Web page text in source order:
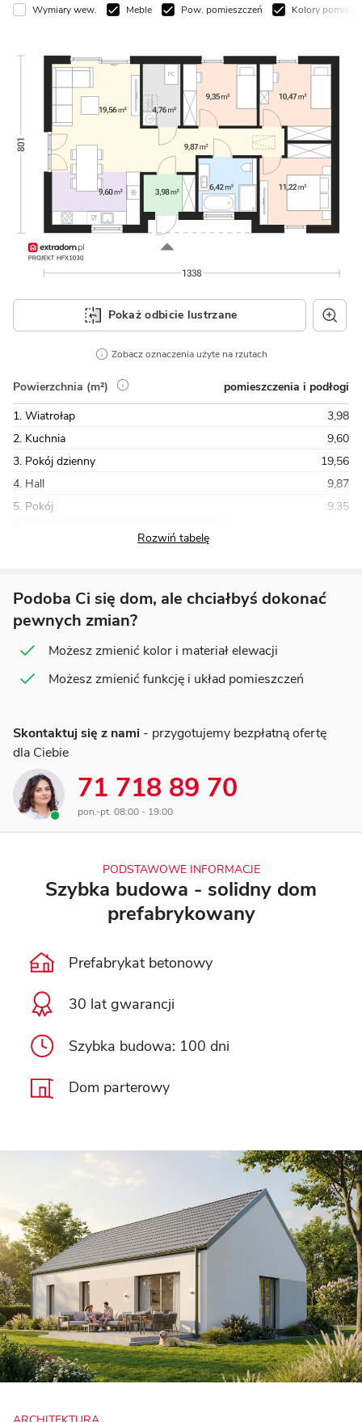
wew. Meble Pow. pomieszczeń Kolory pomieszczeń
Pokaż odbicie lustrzane
Zobacz oznaczenia użyte na rzutach
Powierzchnia (m²)
pomieszczenia i podłogi
1. Wiatrołap
3,98
2. Kuchnia
9,60
3. Pokój dzienny
19,56
4. Hall
9,87
5. Pokój
9,35
Podoba Ci się dom, ale chciałbyś dokonać
pewnych zmian?
Możesz zmienić kolor i materiał elewacji
Możesz zmienić funkcję i układ pomieszczeń
Skontaktuj się z nami - przygotujemy bezpłatną ofertę
dla Ciebie
71 718 89 70
pon.-pt. 08:00 - 19:00
PODSTAWOWE INFORMACJE
Szybka budowa - solidny dom
prefabrykowany
Prefabrykat betonowy
30 lat gwarancji
Szybka budowa: 100 dni
Dom parterowy